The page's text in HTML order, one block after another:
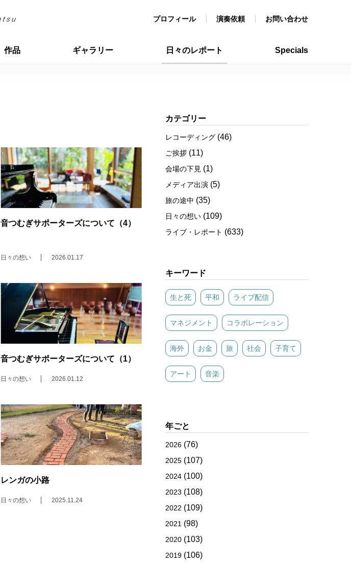
プロフィール 演奏依頼 お問い合わせ
作品 ギャラリー 日々のレポート Specials
音つむぎサポーターズについて（4）
日々の想い 2026.01.17
音つむぎサポーターズについて（1）
日々の想い 2026.01.12
レンガの小路
日々の想い 2025.11.24
カテゴリー
レコーディング (46)
ご挨拶 (11)
会場の下見 (1)
メディア出演 (5)
旅の途中 (35)
日々の想い (109)
ライブ・レポート (633)
キーワード
生と死 平和 ライブ配信
マネジメント コラボレーション
海外 お金 旅 社会 子育て
アート 音楽
年ごと
2026 (76)
2025 (107)
2024 (100)
2023 (108)
2022 (109)
2021 (98)
2020 (103)
2019 (106)